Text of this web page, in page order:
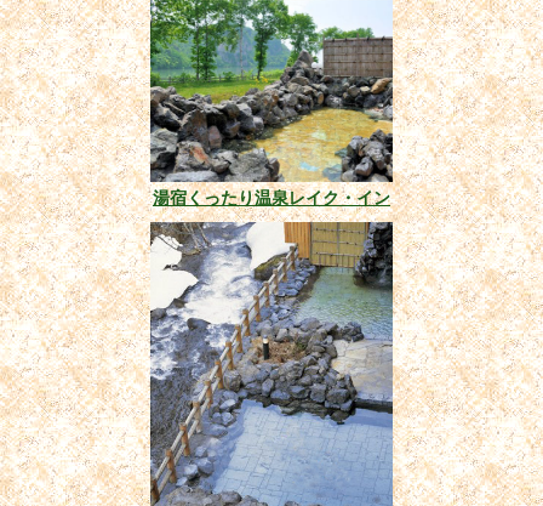
湯宿くったり温泉レイク・イン